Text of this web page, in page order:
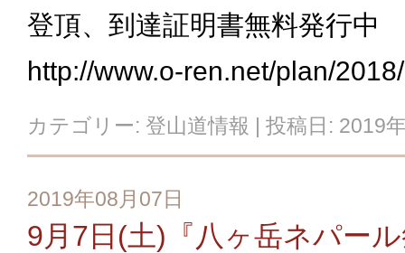
登頂、到達証明書無料発行中
http://www.o-ren.net/plan/
カテゴリー: 登山道情報 | 投稿日: 2019
2019年08月07日
9月7日(土)『八ヶ岳ネパー